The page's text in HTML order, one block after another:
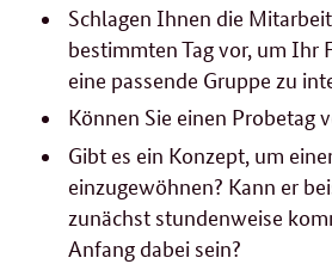
Schlagen Ihnen die
bestimmten Tag vor, um Ihr
eine passende Gruppe zu
Können Sie einen Probetag
Gibt es ein Konzept, um
einzugewöhnen? Kann er
zunächst stundenweise
Anfang dabei sein?